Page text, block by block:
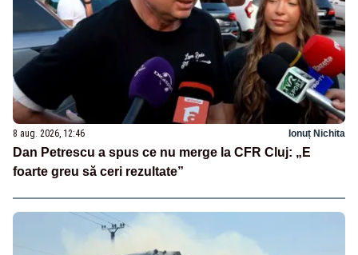
8 aug. 2026, 12:46 Ionuț Nichita
Dan Petrescu a spus ce nu merge la CFR Cluj: „E
foarte greu să ceri rezultate”